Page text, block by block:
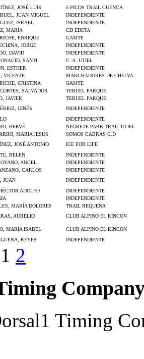
JOSÉ LUIS
5 PICOS TRAIL CUENCA
JUAN MIGUEL
INDEPENDIENTE
ISRAEL
INDEPENDIENTE
MARÍA
CD EDETA
ENRIQUE
GAMTE
JORGE
INDEPENDIENTE
DAVID
INDEPENDIENTE
SANTI
C. A. UTIEL
ESTHER
INDEPENDIENTE
VICENTE
MARCHADORES DE CHELVA
CRISTINA
GAMTE
SALVADOR
TERUEL PARQUE
JAVIER
TERUEL PARQUE
GINÉS
INDEPENDIENTE
INDEPENDIENTE
HERVÉ
NEGRETE PARK TRAIL UTIEL
MARIA JESUS
SOMOS CABRAS C.D
JOSÉ ANTONIO
ICE FOR LIFE
BELEN
INDEPENDIENTE
ANGEL
INDEPENDIENTE
CARLOS
INDEPENDIENTE
JUAN
INDEPENDIENTE
ADOLFO
INDEPENDIENTE
INDEPENDIENTE
MARÍA DOLORES
TRAIL REQUENA
AURELIO CLUB ALPINO EL RINCON
MARÍA ISABEL
CLUB ALPINO EL RINCON
REYES INDEPENDIENTE
1 2
Timing